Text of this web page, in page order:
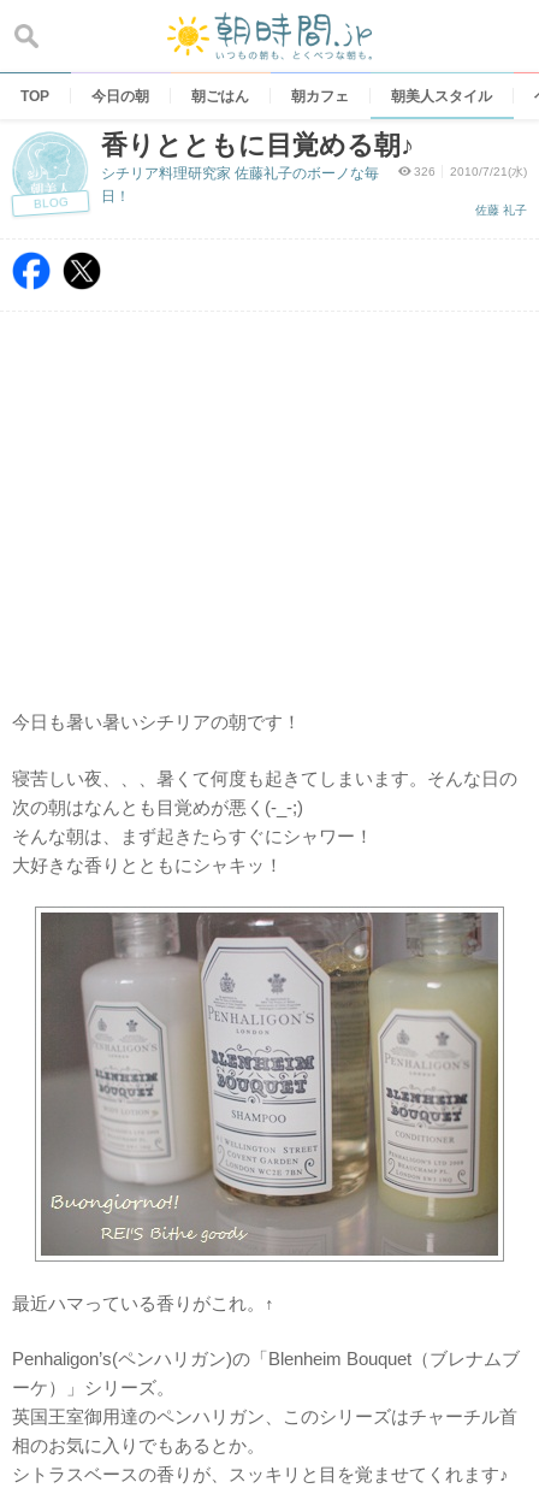
content
TOP 今日の朝 朝ごはん 朝カフェ 朝美人スタイル
BLOG
香りとともに目覚める朝♪
326 2010/7/21(水)
佐藤 礼子
シチリア料理研究家 佐藤礼子のボーノな毎
日！
今日も暑い暑いシチリアの朝です！
寝苦しい夜、、、暑くて何度も起きてしまいます。そんな日の
次の朝はなんとも目覚めが悪く(-_-;)
そんな朝は、まず起きたらすぐにシャワー！
大好きな香りとともにシャキッ！
最近ハマっている香りがこれ。↑
Penhaligon’s(ペンハリガン)の「Blenheim Bouquet（ブレナムブ
ーケ）」シリーズ。
英国王室御用達のペンハリガン、このシリーズはチャーチル首
相のお気に入りでもあるとか。
シトラスベースの香りが、スッキリと目を覚ませてくれます♪